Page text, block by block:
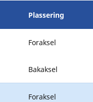
Plassering
Foraksel
Bakaksel
Foraksel